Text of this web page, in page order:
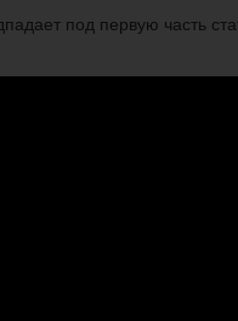
под первую часть